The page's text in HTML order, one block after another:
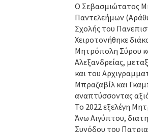
Ο Σεβασμιώτατος
Παντελεήμων
Σχολής του
Χειροτονήθηκε
Μητρόπολη Σύρου
Αλεξανδρείας,
και του
Μπραζαβίλ και
αναπτύσσοντας
Το 2022 εξελέγη
Άνω Αιγύπτου,
Συνόδου του